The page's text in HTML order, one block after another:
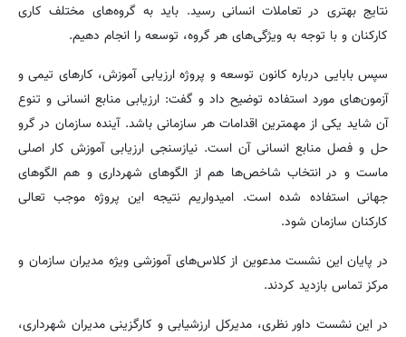
نتایج بهتری در تعاملات انسانی رسید. باید به گروه‌های مختلف کاری
کارکنان و با توجه به ویژگی‌های هر گروه، توسعه را انجام دهیم.
سپس بابایی درباره کانون توسعه و پروژه ارزیابی آموزش، کارهای تیمی و
آزمون‌های مورد استفاده توضیح داد و گفت: ارزیابی منابع انسانی و تنوع
آن شاید یکی از مهمترین اقدامات هر سازمانی باشد. آینده سازمان در گرو
حل و فصل منابع انسانی آن است. نیازسنجی ارزیابی آموزش کار اصلی
ماست و در انتخاب شاخص‌ها هم از الگوهای شهرداری و هم الگوهای
جهانی استفاده شده است. امیدواریم نتیجه این پروژه موجب تعالی
کارکنان سازمان شود.
در پایان این نشست مدعوین از کلاس‌های آموزشی ویژه مدیران سازمان و
مرکز تماس بازدید کردند.
در این نشست داور نظری، مدیرکل ارزشیابی و کارگزینی مدیران شهرداری،